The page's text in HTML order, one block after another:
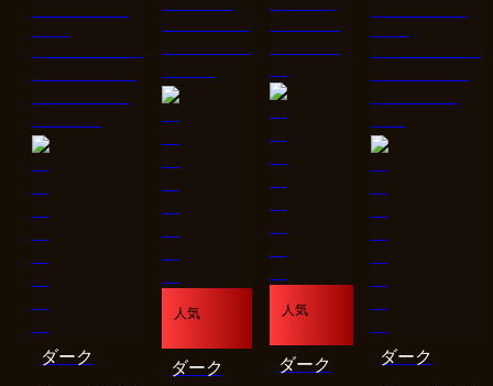
ダーク
人気
ダーク
人気
ダーク ダーク